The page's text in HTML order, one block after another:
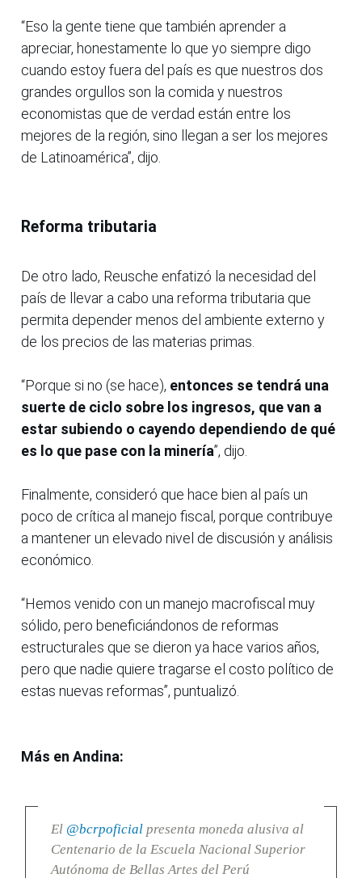
“Eso la gente tiene que también aprender a
apreciar, honestamente lo que yo siempre digo
cuando estoy fuera del país es que nuestros dos
grandes orgullos son la comida y nuestros
economistas que de verdad están entre los
mejores de la región, sino llegan a ser los mejores
de Latinoamérica”, dijo.
Reforma tributaria
De otro lado, Reusche enfatizó la necesidad del
país de llevar a cabo una reforma tributaria que
permita depender menos del ambiente externo y
de los precios de las materias primas.
“Porque si no (se hace), entonces se tendrá una
suerte de ciclo sobre los ingresos, que van a
estar subiendo o cayendo dependiendo de qué
es lo que pase con la minería”, dijo.
Finalmente, consideró que hace bien al país un
poco de crítica al manejo fiscal, porque contribuye
a mantener un elevado nivel de discusión y análisis
económico.
“Hemos venido con un manejo macrofiscal muy
sólido, pero beneficiándonos de reformas
estructurales que se dieron ya hace varios años,
pero que nadie quiere tragarse el costo político de
estas nuevas reformas”, puntualizó.
Más en Andina:
El @bcrpoficialpresenta moneda alusiva al
Centenario de la Escuela Nacional Superior
Autónoma de Bellas Artes del Perú